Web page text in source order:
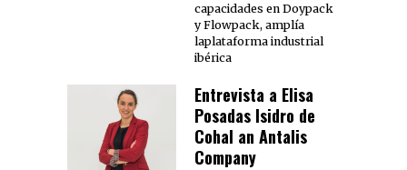
capacidades en Doypack
y Flowpack, amplía
laplataforma industrial
ibérica
Entrevista a Elisa
Posadas Isidro de
Cohal an Antalis
Company